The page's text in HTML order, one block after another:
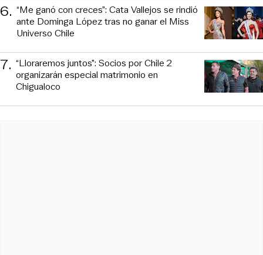
6. “Me ganó con creces”: Cata Vallejos se rindió
ante Dominga López tras no ganar el Miss
Universo Chile
7. “Lloraremos juntos”: Socios por Chile 2
organizarán especial matrimonio en
Chigualoco